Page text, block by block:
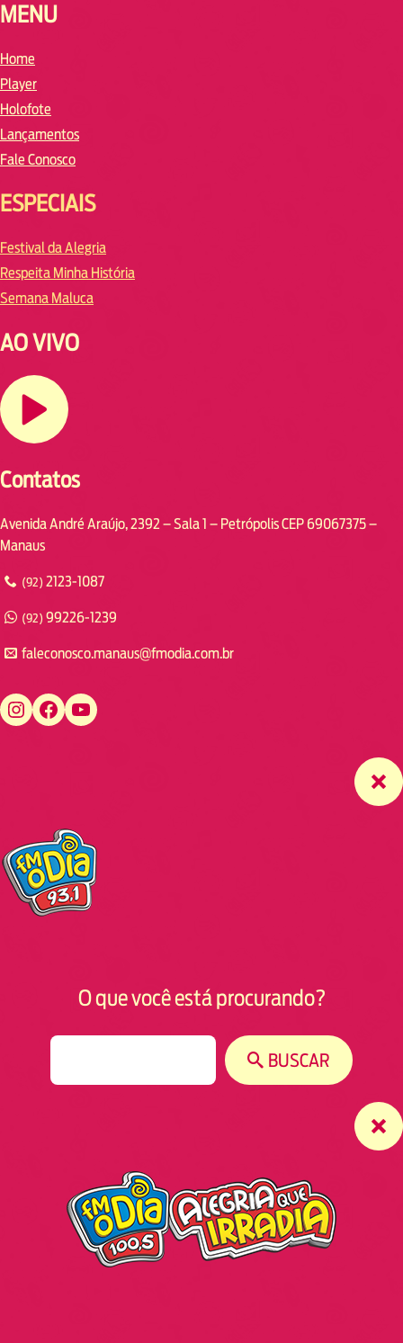
MENU
Home
Player
Holofote
Lançamentos
Fale Conosco
ESPECIAIS
Festival da Alegria
Respeita Minha História
Semana Maluca
AO VIVO
Contatos
Avenida André Araújo, 2392 – Sala 1 – Petrópolis CEP 69067375 –
Manaus
(92) 2123-1087
(92) 99226-1239
faleconosco.manaus@fmodia.com.br
https://www.instagram.com/fmodiamanaus/ https://www.facebook.com/fmodiamanaus https://www.youtube.com/user/radiofmodia
O que você está procurando?
BUSCAR